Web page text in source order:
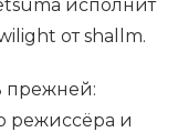
исполнит
от shallm.
прежней:
режиссёра и